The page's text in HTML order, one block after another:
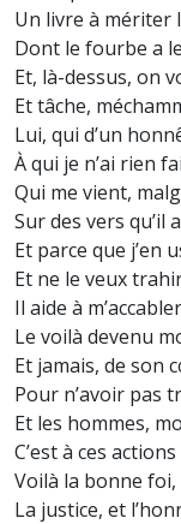
Un livre à mériter
Dont le fourbe a
Et, là-dessus, on
Et tâche,
Lui, qui d’un
À qui je n’ai rien
Qui me vient,
Sur des vers qu’il
Et parce que j’en
Et ne le veux
Il aide à
Le voilà devenu
Et jamais, de son
Pour n’avoir pas
Et les hommes,
C’est à ces
Voilà la bonne
La justice, et